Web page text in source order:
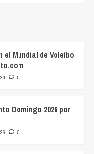
el Mundial de Voleibol
0
Domingo 2026 por
0